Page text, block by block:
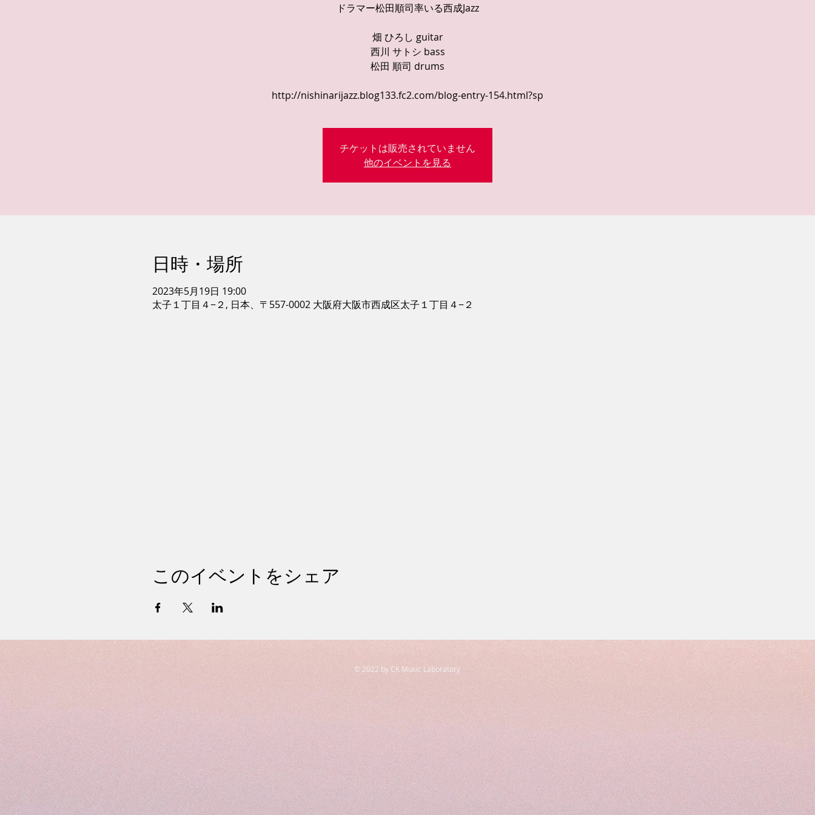
ドラマー松田順司率いる西成Jazz
畑 ひろし guitar
西川 サトシ bass
松田 順司 drums
http://nishinarijazz.blog133.fc2.com/blog-entry-154.html?sp
チケットは販売されていません
他のイベントを見る
日時・場所
2023年5月19日 19:00
太子１丁目４−２, 日本、〒557-0002 大阪府大阪市西成区太子１丁目４−２
このイベントをシェア
© 2022 by CK Music Laboratory